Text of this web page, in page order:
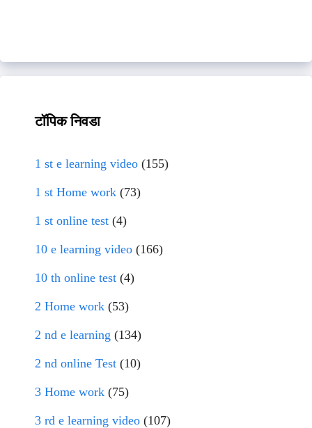
टॉपिक निवडा
1 st e learning video (155)
1 st Home work (73)
1 st online test (4)
10 e learning video (166)
10 th online test (4)
2 Home work (53)
2 nd e learning (134)
2 nd online Test (10)
3 Home work (75)
3 rd e learning video (107)